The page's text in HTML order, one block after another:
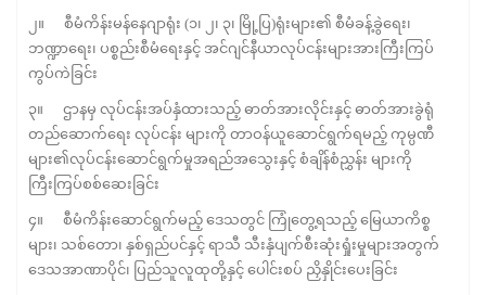
၂။ စီမံကိန်းမန်နေဂျာရုံး (၁၊ ၂၊ ၃၊ မြို့ပြ)ရုံးများ၏ စီမံခန့်ခွဲရေး၊
ဘဏ္ဍာရေး၊ ပစ္စည်းစီမံရေးနှင့် အင်ဂျင်နီယာလုပ်ငန်းများအားကြီးကြပ်
ကွပ်ကဲခြင်း
၃။ ဌာနမှ လုပ်ငန်းအပ်နှံထားသည့် ဓာတ်အားလိုင်းနှင့် ဓာတ်အားခွဲရုံ
တည်ဆောက်ရေး လုပ်ငန်း များကို တာဝန်ယူဆောင်ရွက်ရမည့် ကုမ္ပဏီ
များ၏လုပ်ငန်းဆောင်ရွက်မှုအရည်အသွေးနှင့် စံချိန်စံညွှန်း များကို
ကြီးကြပ်စစ်ဆေးခြင်း
၄။ စီမံကိန်းဆောင်ရွက်မည့် ဒေသတွင် ကြုံတွေ့ရသည့် မြေယာကိစ္စ
များ၊ သစ်တော၊ နှစ်ရှည်ပင်နှင့် ရာသီ သီးနှံပျက်စီးဆုံးရှုံးမှုများအတွက်
ဒေသအာဏာပိုင်၊ ပြည်သူလူထုတို့နှင့် ပေါင်းစပ် ညှိနှိုင်းပေးခြင်း